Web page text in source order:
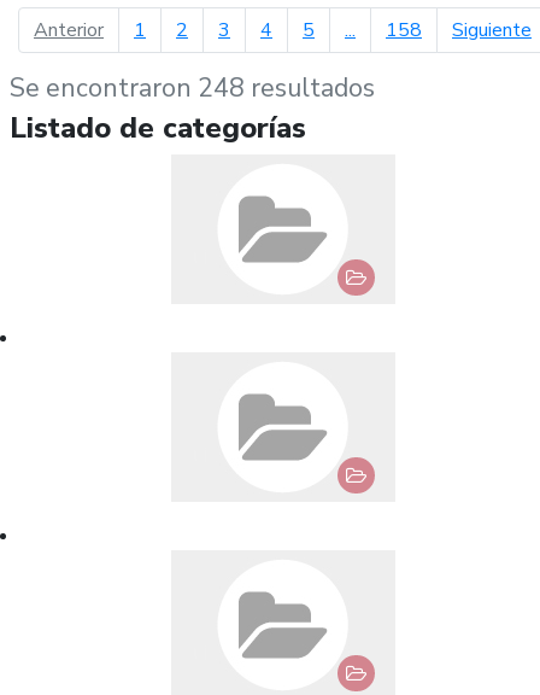
Anteriorpágina anterior
1 2 3 4 5 ... 158 Siguiente
Se encontraron 248 resultados
Listado de categorías